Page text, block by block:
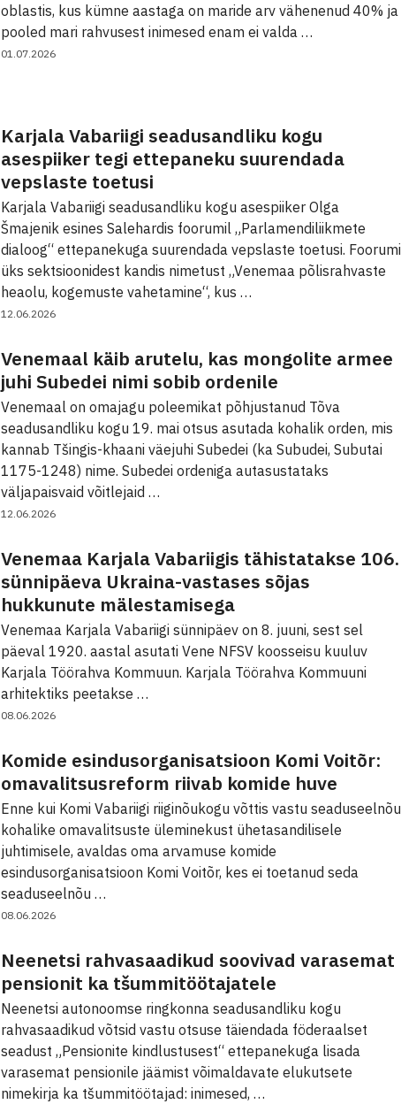
oblastis, kus kümne aastaga on maride arv vähenenud 40% ja
pooled mari rahvusest inimesed enam ei valda …
01.07.2026
Karjala Vabariigi seadusandliku kogu
asespiiker tegi ettepaneku suurendada
vepslaste toetusi
Karjala Vabariigi seadusandliku kogu asespiiker Olga
Šmajenik esines Salehardis foorumil „Parlamendiliikmete
dialoog“ ettepanekuga suurendada vepslaste toetusi. Foorumi
üks sektsioonidest kandis nimetust „Venemaa põlisrahvaste
heaolu, kogemuste vahetamine“, kus …
12.06.2026
Venemaal käib arutelu, kas mongolite armee
juhi Subedei nimi sobib ordenile
Venemaal on omajagu poleemikat põhjustanud Tõva
seadusandliku kogu 19. mai otsus asutada kohalik orden, mis
kannab Tšingis-khaani väejuhi Subedei (ka Subudei, Subutai
1175-1248) nime. Subedei ordeniga autasustataks
väljapaisvaid võitlejaid …
12.06.2026
Venemaa Karjala Vabariigis tähistatakse 106.
sünnipäeva Ukraina-vastases sõjas
hukkunute mälestamisega
Venemaa Karjala Vabariigi sünnipäev on 8. juuni, sest sel
päeval 1920. aastal asutati Vene NFSV koosseisu kuuluv
Karjala Töörahva Kommuun. Karjala Töörahva Kommuuni
arhitektiks peetakse …
08.06.2026
Komide esindusorganisatsioon Komi Voitõr:
omavalitsusreform riivab komide huve
Enne kui Komi Vabariigi riiginõukogu võttis vastu seaduseelnõu
kohalike omavalitsuste üleminekust ühetasandilisele
juhtimisele, avaldas oma arvamuse komide
esindusorganisatsioon Komi Voitõr, kes ei toetanud seda
seaduseelnõu …
08.06.2026
Neenetsi rahvasaadikud soovivad varasemat
pensionit ka tšummitöötajatele
Neenetsi autonoomse ringkonna seadusandliku kogu
rahvasaadikud võtsid vastu otsuse täiendada föderaalset
seadust „Pensionite kindlustusest“ ettepanekuga lisada
varasemat pensionile jäämist võimaldavate elukutsete
nimekirja ka tšummitöötajad: inimesed, …